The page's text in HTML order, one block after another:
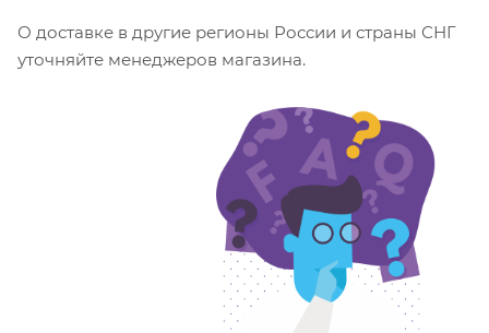
О доставке в другие регионы России и страны СНГ
уточняйте менеджеров магазина.